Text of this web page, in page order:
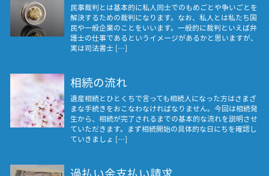
民事裁判とは基本的に私人同士でのもめごとや争いごとを
解決するための裁判になります。なお、私人とは私たち国
民や一般企業のことをいいます。一般的に裁判といえば弁
護士の仕事であるというイメージがあるかと思いますが、
実は司法書士 […]
相続の流れ
遺産相続とひとくちで言っても相続人になった方はさまざ
まな手続きをおこなわなければなりません。今回は相続発
生から、相続が完了されるまでの基本的な流れを説明させ
ていただきます。まず相続開始の具体的な日にちを確認し
ていきましょ […]